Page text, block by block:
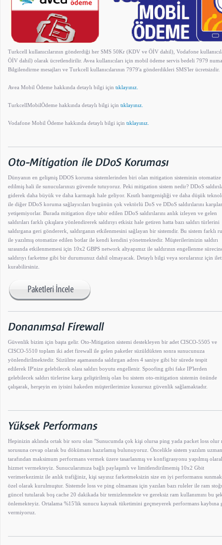
Turkcell kullanıcılarının gönderdiği her SMS 50Kr (KDV ve ÖİV dahil), Vodafone
ÖİV dahil) olarak ücretlendirilir. Avea kullanıcıları için mobil ödeme servis bedeli 7979
Bilgilendirme mesajları ve Turkcell kullanıcılarının 7979'a gönderdikleri SMS'ler ücretsizdir.
Avea Mobil Ödeme hakkında detaylı bilgi için tıklayınız.
TurkcellMobilÖdeme hakkında detaylı bilgi için tıklayınız.
Vodafone Mobil Ödeme hakkında detaylı bilgi için tıklayınız.
Dünyanın en gelişmiş DDOS koruma sistemlerinden biri olan mitigation sisteminin otomatize
edilmiş hali ile sunucularınızı güvende tutuyoruz. Peki mitigation sistem nedir? DDoS
giderek daha büyük ve daha karmaşık hale geliyor. Kısıtlı bantgenişliği ve daha düşük
ile diğer DDoS koruma sağlayıcıları bugünün çok vektörlü DoS ve DDoS saldırılarını
yetişemiyorlar. Burada mitigation diye tabir edilen DDoS saldırılarını anlık izleyen ve gelen
saldırıları farklı çıkışlara yönlendirerek saldırıyı etkisiz hale getiren hatta bazı saldırı türlerini
saldırgana geri göndererk, saldırganın etkilenmesini sağlayan bir sistemdir. Bu sistem farklı
ile yazılmış otomatize edilen botlar ile kendi kendini yönetmektedir. Müşterilerimizin saldırı
sırasında etkilenmemesi için 10x2 GBPS network altyapımız ile saldırının engellenme
saldırıyı farketme gibi bir durumunuz dahil olmayacak. Detaylı bilgi veya sorularınız için
kurabilirsiniz.
Güvenlik bizim için başta gelir. Oto-Mitigation sistemi destekleyen bir adet CISCO-5505 ve
CISCO-5510 toplam iki adet firewall ile gelen paketler süzüldükten sonra sunucunuza
yönlendirilmektedir. Süzülme aşamasında saldırgan adres 4 saniye gibi bir sürede tespit
edilerek IP'nize gelebilecek olası saldırı boyutu engellenir. Spoofing gibi fake IP'lerden
gelebilecek saldırı türlerine karşı geliştirilmiş olan bu sistem oto-mitigation sistemin önünde
çalışarak, herşeyin en iyisini hakeden müşterilerimize kusursuz güvenlik sağlamaktadır.
Hepinizin aklında ortak bir soru olan "Sunucumda çok kişi olursa ping yada packet loss olur
sorusuna cevap olarak bu dökümanı hazırlamış bulunuyoruz. Öncelikle sistem yazılım
tarafından maksimum performans vermek üzere tasarlanmış ve konfigrasyonu yapılmış
hizmet vermekteyiz. Sunucularımıza bağlı paylaşımlı ve limitlendirilmemiş 10x2 Gbit
verimerkezimiz ile anlık trafiğiniz, kişi sayınız farketmeksizin size en iyi performansı
özel olarak kurulmuştur. Sistemde loss ve ping olmaması için yazılan bazı ruleler ile ram
güncel tutularak boş cache 20 dakikada bir temizlenmekte ve gereksiz ram kullanımını bu
önlemekteyiz. Ortalama %15'lik sunucu kaynak tüketimini geçmeyerek performans kaybına
vermiyoruz.